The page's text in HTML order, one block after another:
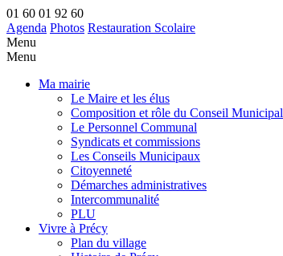
01 60 01 92 60
Agenda Photos Restauration Scolaire
Menu
Menu
Ma mairie
Le Maire et les élus
Composition et rôle du Conseil Municipal
Le Personnel Communal
Syndicats et commissions
Les Conseils Municipaux
Citoyenneté
Démarches administratives
Intercommunalité
PLU
Vivre à Précy
Plan du village